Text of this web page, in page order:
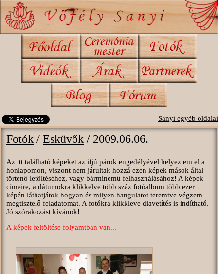
Sanyi egyéb oldalai
Fotók / Esküvők / 2009.06.06.
Az itt található képeket az ifjú párok engedélyével helyeztem el a
honlapomon, viszont nem járultak hozzá ezen képek mások által
történő letöltéséhez, vagy bárminemű felhasználásához! A képek
címeire, a dátumokra klikkelve több száz fotóalbum több ezer
képén láthatjátok hogyan és milyen hangulatot teremtve végzem
megtisztelő feladatomat. A fotókra klikkleve diavetítés is indítható.
Jó szórakozást kívánok!
A képek feltöltése folyamtban van...